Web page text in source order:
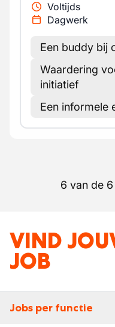
Voltijds
Dagwerk
Een buddy bij
Waardering
initiatief
Een informele
6 van de
VIND
JOB
Jobs per functie